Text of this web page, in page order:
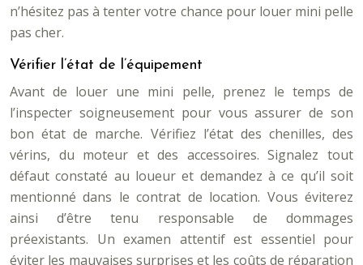
n’hésitez pas à tenter votre chance pour louer mini pelle
pas cher.
Vérifier l’état de l’équipement
Avant de louer une mini pelle, prenez le temps de
l’inspecter soigneusement pour vous assurer de son
bon état de marche. Vérifiez l’état des chenilles, des
vérins, du moteur et des accessoires. Signalez tout
défaut constaté au loueur et demandez à ce qu’il soit
mentionné dans le contrat de location. Vous éviterez
ainsi d’être tenu responsable de dommages
préexistants. Un examen attentif est essentiel pour
éviter les mauvaises surprises et les coûts de réparation